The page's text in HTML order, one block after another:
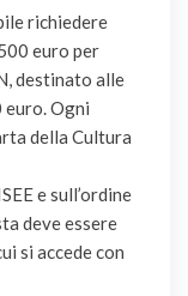
richiedere
euro per
destinato alle
euro. Ogni
della Cultura
e sull’ordine
deve essere
si accede con